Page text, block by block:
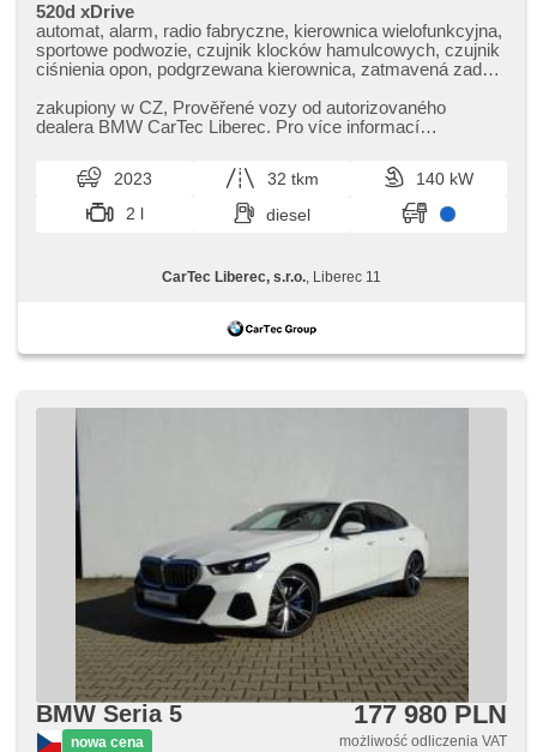
520d xDrive
automat, alarm, radio fabryczne, kierownica wielofunkcyjna,
sportowe podwozie, czujnik klocków hamulcowych, czujnik
ciśnienia opon, podgrzewana kierownica, zatmavená zadní
startování, podgrzewane fotele, LED denní svícení
zakupiony w CZ,​ Prověřené vozy od autorizovaného
dealera BMW CarTec Liberec. Pro více informací
2023 32 tkm
140 kW
2 l
diesel
CarTec Liberec, s.r.o. , Liberec 11
BMW Seria 5
nowa cena
177 980 PLN
możliwość odliczenia VAT